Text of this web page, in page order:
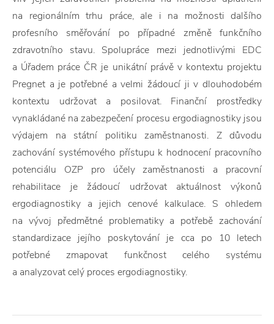
na regionálním trhu práce, ale i na možnosti dalšího
profesního směřování po případné změně funkčního
zdravotního stavu. Spolupráce mezi jednotlivými EDC
a Úřadem práce ČR je unikátní právě v kontextu projektu
Pregnet a je potřebné a velmi žádoucí ji v dlouhodobém
kontextu udržovat a posilovat. Finanční prostředky
vynakládané na zabezpečení procesu ergodiagnostiky jsou
výdajem na státní politiku zaměstnanosti. Z důvodu
zachování systémového přístupu k hodnocení pracovního
potenciálu OZP pro účely zaměstnanosti a pracovní
rehabilitace je žádoucí udržovat aktuálnost výkonů
ergodiagnostiky a jejich cenové kalkulace. S ohledem
na vývoj předmětné problematiky a potřebě zachování
standardizace jejího poskytování je cca po 10 letech
potřebné zmapovat funkčnost celého systému
a analyzovat celý proces ergodiagnostiky.